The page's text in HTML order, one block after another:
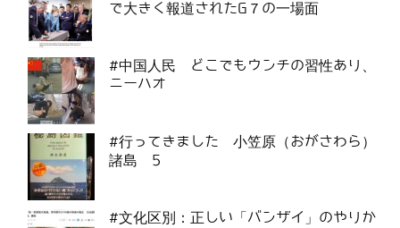
で大きく報道されたG７の一場面
#中国人民 どこでもウンチの習性あり、
ニーハオ
#行ってきました 小笠原（おがさわら）
諸島 5
#文化区別：正しい「バンザイ」のやりか